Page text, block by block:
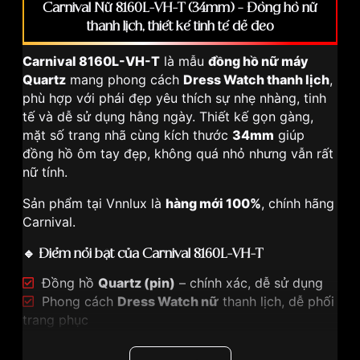
Carnival Nữ 8160L-VH-T (34mm) – Đồng hồ nữ
thanh lịch, thiết kế tinh tế dễ đeo
Carnival 8160L-VH-T là mẫu đồng hồ nữ máy
Quartz mang phong cách Dress Watch thanh lịch,
phù hợp với phái đẹp yêu thích sự nhẹ nhàng, tinh
tế và dễ sử dụng hằng ngày. Thiết kế gọn gàng,
mặt số trang nhã cùng kích thước 34mm giúp
đồng hồ ôm tay đẹp, không quá nhỏ nhưng vẫn rất
nữ tính.
Sản phẩm tại Vnnlux là hàng mới 100%, chính hãng
Carnival.
🔹 Điểm nổi bật của Carnival 8160L-VH-T
Đồng hồ Quartz (pin) – chính xác, dễ sử dụng
Phong cách Dress Watch nữ thanh lịch, dễ phối
trang phục
34mm
, phù hợp cổ tay nữ châu Á